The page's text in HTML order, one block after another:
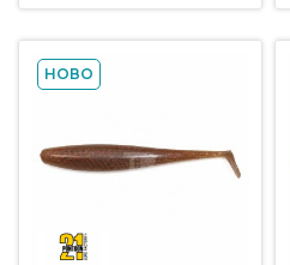
За
нас
доставка
НОВО